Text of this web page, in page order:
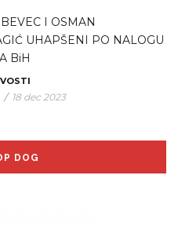
I OSMAN
UHAPŠENI PO NALOGU
BiH
/ 18 dec 2023
DOG